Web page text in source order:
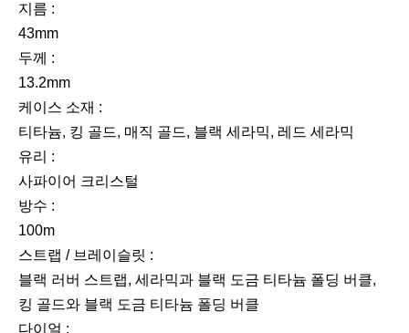
지름 :
43mm
두께 :
13.2mm
케이스 소재 :
티타늄, 킹 골드, 매직 골드, 블랙 세라믹, 레드 세라믹
유리 :
사파이어 크리스털
방수 :
100m
스트랩 / 브레이슬릿 :
블랙 러버 스트랩, 세라믹과 블랙 도금 티타늄 폴딩 버클,
킹 골드와 블랙 도금 티타늄 폴딩 버클
다이얼 :